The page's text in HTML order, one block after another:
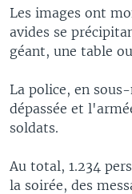
Les images ont
avides se
géant, une table
La police, en
dépassée et
soldats.
Au total, 1.234
la soirée, des